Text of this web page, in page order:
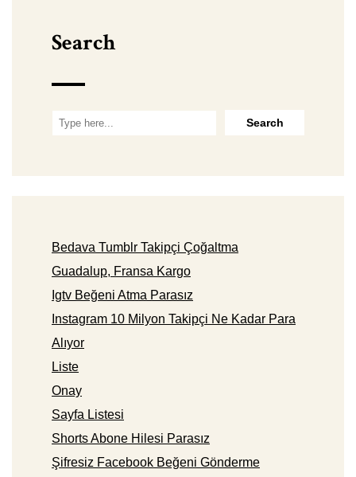
Search
Bedava Tumblr Takipçi Çoğaltma
Guadalup, Fransa Kargo
Igtv Beğeni Atma Parasız
Instagram 10 Milyon Takipçi Ne Kadar Para
Alıyor
Liste
Onay
Sayfa Listesi
Shorts Abone Hilesi Parasız
Şifresiz Facebook Beğeni Gönderme